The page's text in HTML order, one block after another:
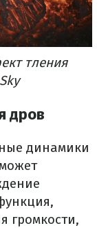
тления
дров
динамики
громкости,